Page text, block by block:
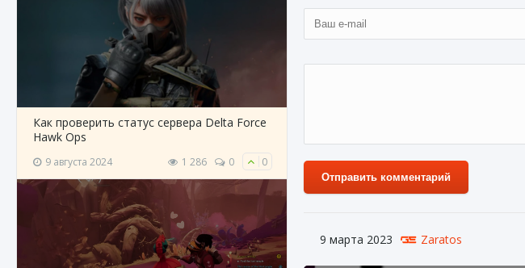
Как проверить статус сервера Delta Force
Hawk Ops
9 августа 2024 1 286 0 0
Отправить комментарий
9 марта 2023 Zaratos